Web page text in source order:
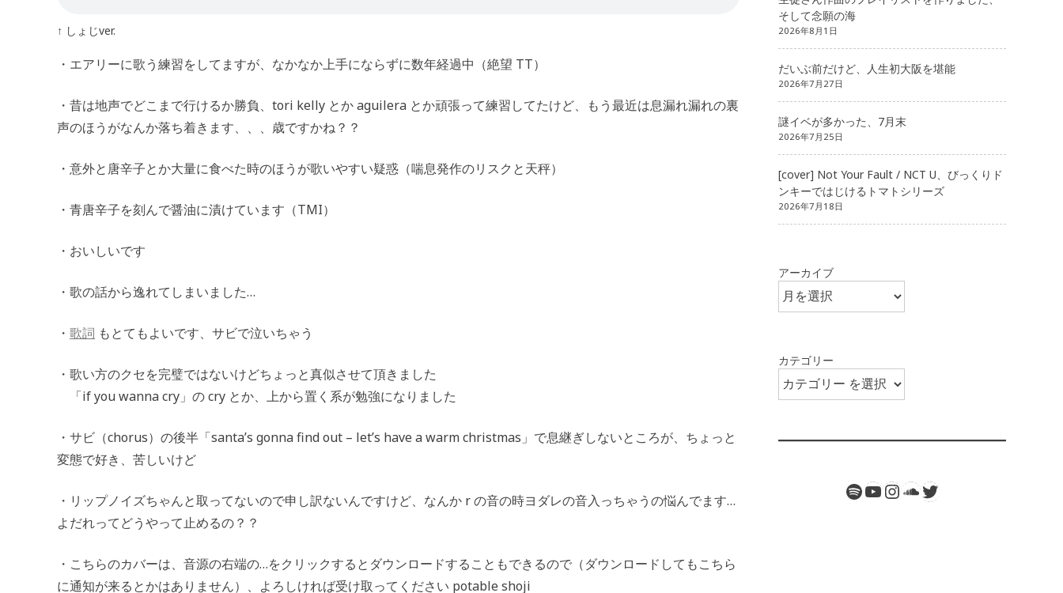
↑ しょじver.
・エアリーに歌う練習をしてますが、なかなか上手にならずに数年経過中（絶望 TT）
・昔は地声でどこまで行けるか勝負、tori kelly とか aguilera とか頑張って練習してたけど、もう最近は息漏れ漏れの裏
声のほうがなんか落ち着きます、、、歳ですかね？？
・意外と唐辛子とか大量に食べた時のほうが歌いやすい疑惑（喘息発作のリスクと天秤）
・青唐辛子を刻んで醤油に漬けています（TMI）
・おいしいです
・歌の話から逸れてしまいました…
・ 歌詞 もとてもよいです、サビで泣いちゃう
・歌い方のクセを完璧ではないけどちょっと真似させて頂きました
「if you wanna cry」の cry とか、上から置く系が勉強になりました
・サビ（chorus）の後半「santa’s gonna find out – let’s have a warm christmas」で息継ぎしないところが、ちょっと
変態で好き、苦しいけど
・リップノイズちゃんと取ってないので申し訳ないんですけど、なんか r の音の時ヨダレの音入っちゃうの悩んでます…
よだれってどうやって止めるの？？
・こちらのカバーは、音源の右端の…をクリックするとダウンロードすることもできるので（ダウンロードしてもこちら
に通知が来るとかはありません）、よろしければ受け取ってください potable shoji
そして念願の海
2026年8月1日
だいぶ前だけど、人生初大阪を堪能
2026年7月27日
謎イベが多かった、7月末
2026年7月25日
[cover] Not Your Fault / NCT U、びっくりド
ンキーではじけるトマトシリーズ
2026年7月18日
アーカイブ
カテゴリー
Spotify
YouTube
Instagram
SoundCloud
Twitter